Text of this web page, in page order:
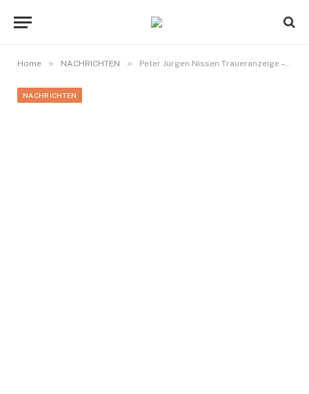
Home » NACHRICHTEN » Peter Jürgen Nissen Traueranzeige – Bedeutung und Gestaltungsmöglichkeiten
NACHRICHTEN